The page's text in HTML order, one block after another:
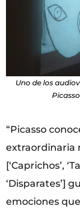
Uno de los
“Picasso
extraordinaria
[‘Caprichos’,
‘Disparates’]
emociones